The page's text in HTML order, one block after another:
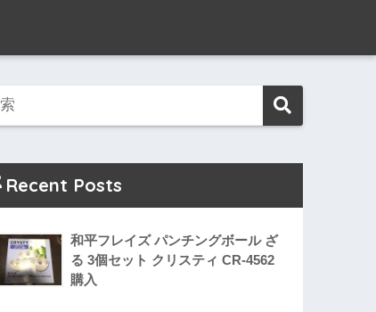
Recent Posts
和平フレイズ パンチングボール ざ
る 3個セット クリスティ CR-4562
購入